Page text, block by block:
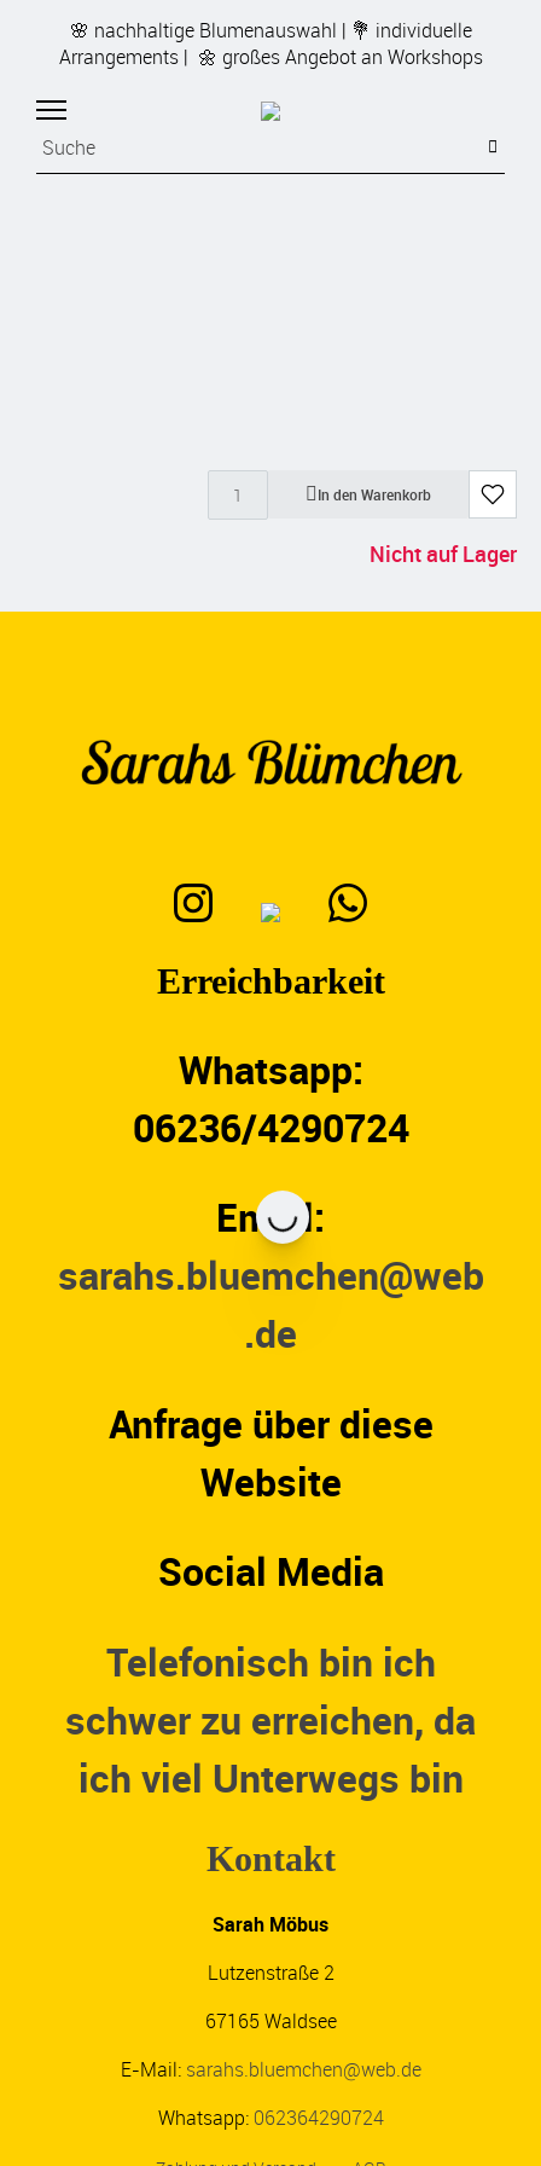
🌸 nachhaltige Blumenauswahl | 💐 individuelle
Arrangements | 🌼 großes Angebot an Workshops
In den Warenkorb
Nicht auf Lager
Erreichbarkeit
Whatsapp:
06236/4290724
Email:
sarahs.bluemchen@web
.de
Anfrage über diese
Website
Social Media
Telefonisch bin ich
schwer zu erreichen, da
ich viel Unterwegs bin
Kontakt
Sarah Möbus
Lutzenstraße 2
67165 Waldsee
E-Mail: sarahs.bluemchen@web.de
Whatsapp: 062364290724